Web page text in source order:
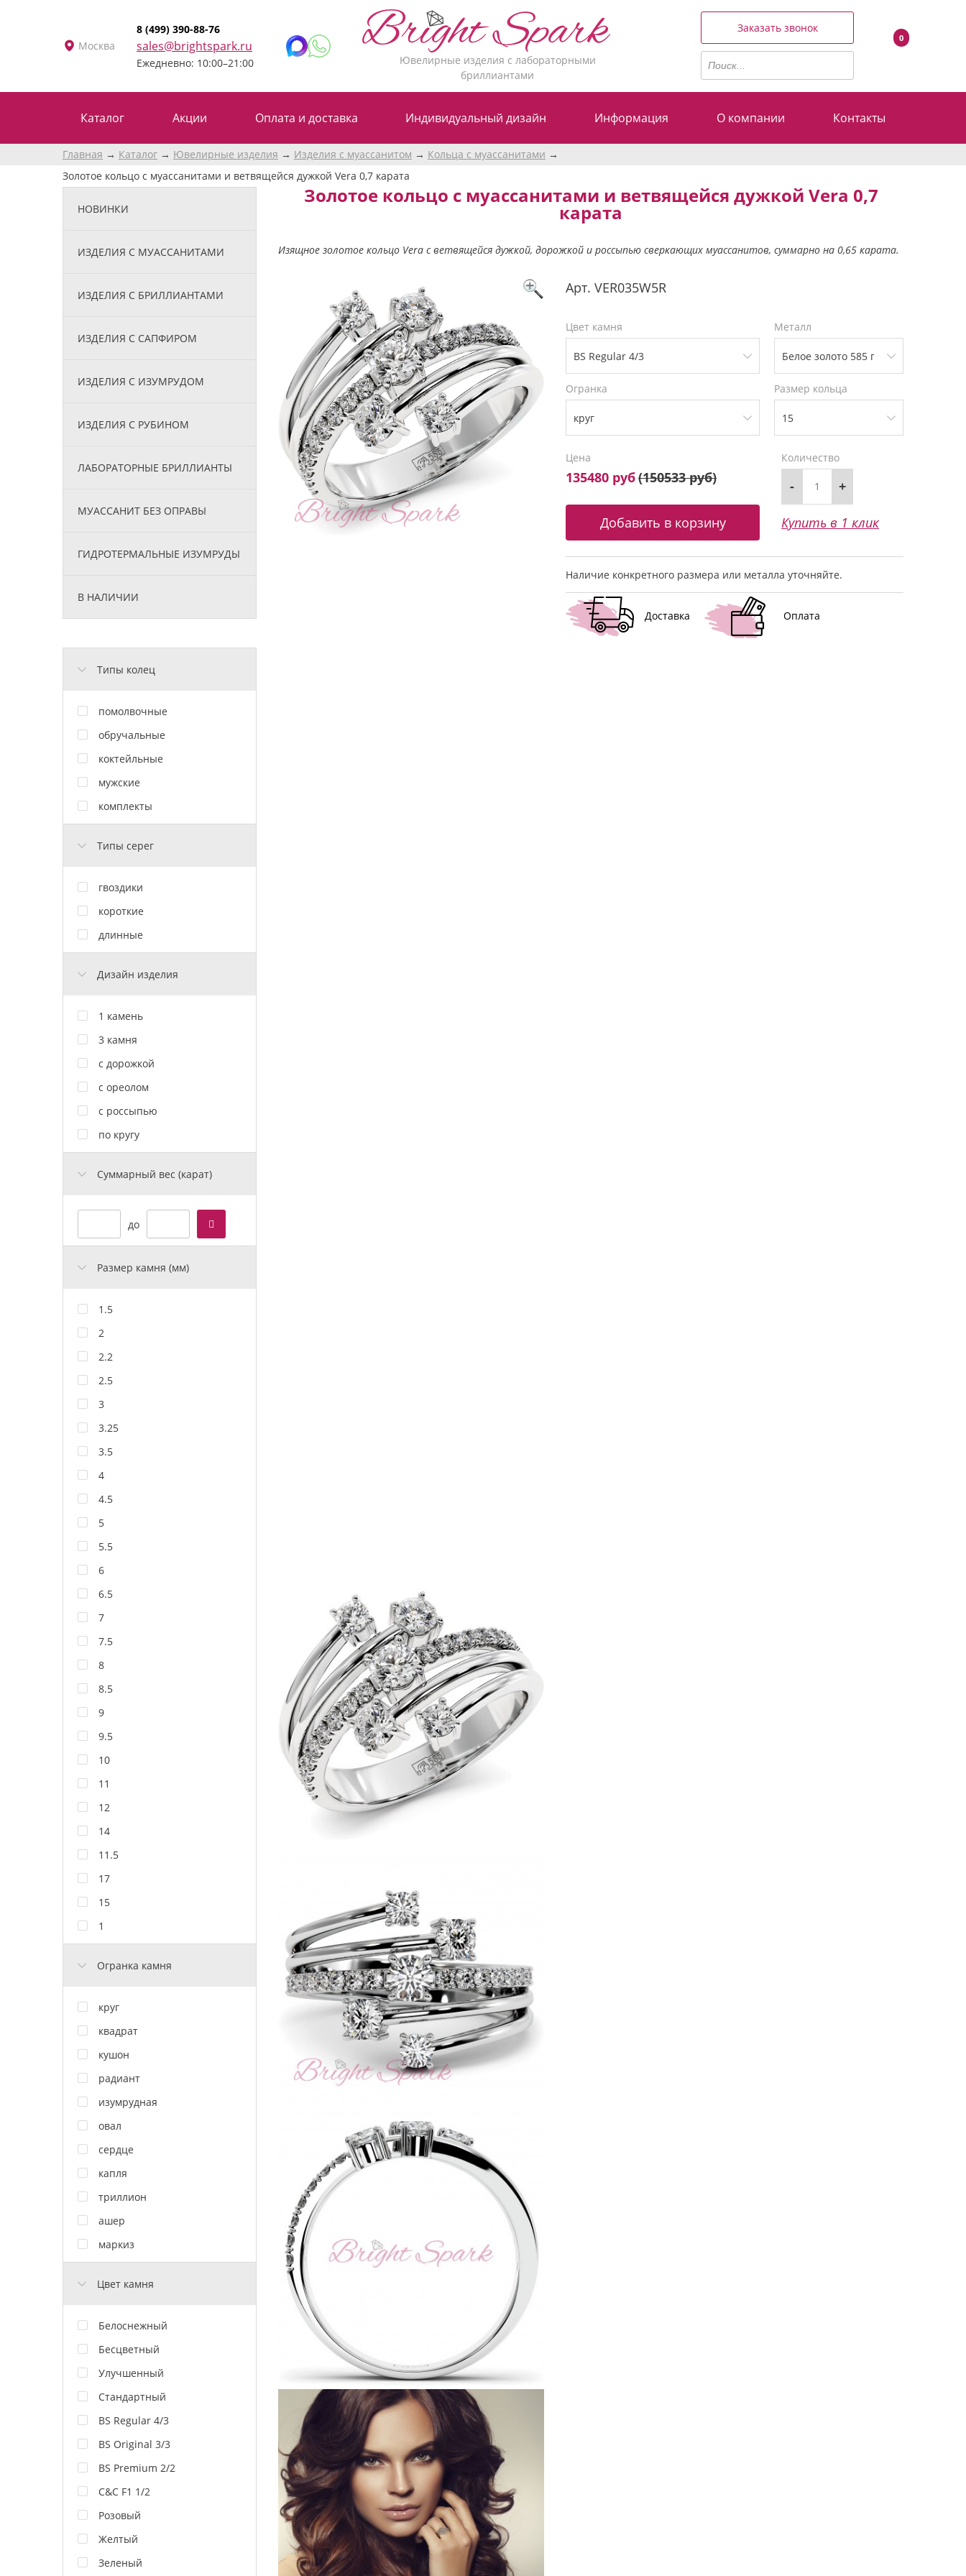
Москва
8 (499) 390-88-76
sales@brightspark.ru
Ежедневно: 10:00–21:00
Ювелирные изделия с лабораторными
бриллиантами
Заказать звонок
0
Каталог Акции Оплата и доставка Индивидуальный дизайн Информация О компании Контакты
Главная Каталог Ювелирные изделия Изделия с муассанитом
Кольца с муассанитами
Золотое кольцо с муассанитами и ветвящейся дужкой Vera 0,7 карата
НОВИНКИ
ИЗДЕЛИЯ С МУАССАНИТАМИ
ИЗДЕЛИЯ С БРИЛЛИАНТАМИ
ИЗДЕЛИЯ С САПФИРОМ
ИЗДЕЛИЯ С ИЗУМРУДОМ
ИЗДЕЛИЯ С РУБИНОМ
ЛАБОРАТОРНЫЕ БРИЛЛИАНТЫ
МУАССАНИТ БЕЗ ОПРАВЫ
ГИДРОТЕРМАЛЬНЫЕ ИЗУМРУДЫ
В НАЛИЧИИ
Типы колец
помолвочные
обручальные
коктейльные
мужские
комплекты
Типы серег
гвоздики
короткие
длинные
Дизайн изделия
1 камень
3 камня
с дорожкой
с ореолом
с россыпью
по кругу
Cуммарный вес (карат)
до
Размер камня (мм)
1.5
2
2.2
2.5
3
3.25
3.5
4
4.5
5
5.5
6
6.5
7
7.5
8
8.5
9
9.5
10
11
12
14
11.5
17
15
1
Огранка камня
круг
квадрат
кушон
радиант
изумрудная
овал
сердце
капля
триллион
ашер
маркиз
Цвет камня
Белоснежный
Бесцветный
Улучшенный
Стандартный
BS Regular 4/3
BS Original 3/3
BS Premium 2/2
C&C F1 1/2
Розовый
Желтый
Зеленый
Золотое кольцо с муассанитами и ветвящейся дужкой Vera 0,7
карата
Изящное золотое кольцо Vera с ветвящейся дужкой, дорожкой и россыпью сверкающих муассанитов, суммарно на 0,65 карата.
Арт. VER035W5R
Цвет камня Металл
Огранка Размер кольца
Цена
135480 руб(150533 руб)
Количество
- +
Купить в 1 клик
Наличие конкретного размера или металла уточняйте.
Доставка Оплата